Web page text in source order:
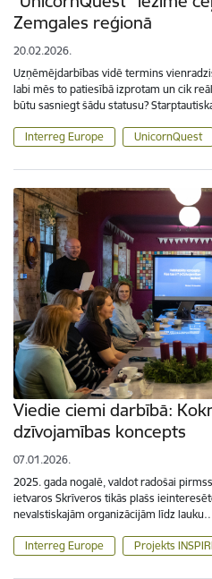
Zemgales reģionā
20.02.2026.
Uzņēmējdarbības vidē termins
labi mēs to patiesībā izprotam un cik
būtu sasniegt šādu statusu?
Interreg Europe UnicornQuest
Viedie ciemi darbībā:
dzīvojamības koncepts
07.01.2026.
2025. gada nogalē, valdot radošai
ietvaros Skrīveros tikās plašs
nevalstiskajām organizācijām līdz
Interreg Europe Projekts